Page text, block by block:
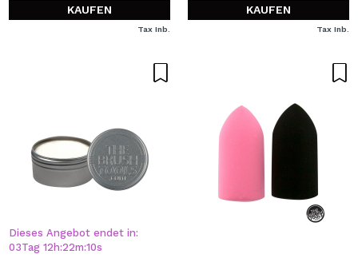
KAUFEN
Tax Inb.
KAUFEN
Tax Inb.
Dieses Angebot endet in:
03Tag 12 h:22m:10s